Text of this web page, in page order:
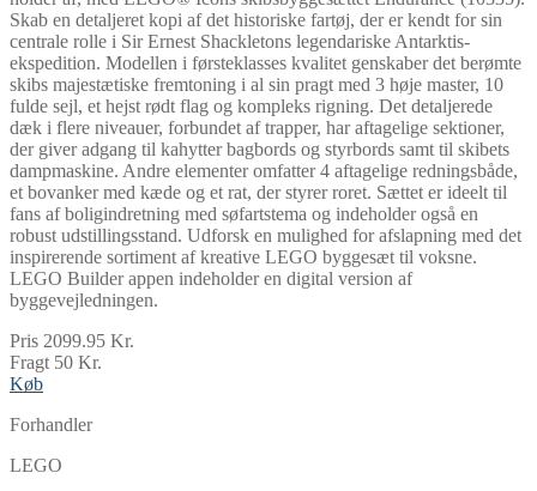
Skab en detaljeret kopi af det historiske fartøj, der er kendt for sin
centrale rolle i Sir Ernest Shackletons legendariske Antarktis-
ekspedition. Modellen i førsteklasses kvalitet genskaber det berømte
skibs majestætiske fremtoning i al sin pragt med 3 høje master, 10
fulde sejl, et hejst rødt flag og kompleks rigning. Det detaljerede
dæk i flere niveauer, forbundet af trapper, har aftagelige sektioner,
der giver adgang til kahytter bagbords og styrbords samt til skibets
dampmaskine. Andre elementer omfatter 4 aftagelige redningsbåde,
et bovanker med kæde og et rat, der styrer roret. Sættet er ideelt til
fans af boligindretning med søfartstema og indeholder også en
robust udstillingsstand. Udforsk en mulighed for afslapning med det
inspirerende sortiment af kreative LEGO byggesæt til voksne.
LEGO Builder appen indeholder en digital version af
byggevejledningen.
Pris 2099.95 Kr.
Fragt 50 Kr.
Køb
Forhandler
LEGO